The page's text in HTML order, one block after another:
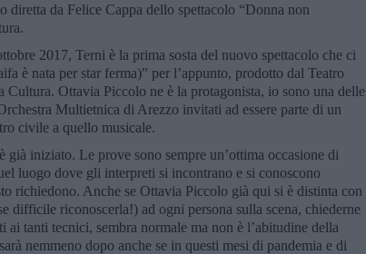
diretta da Felice Cappa dello spettacolo “Donna non
2017, Terni è la prima sosta del nuovo spettacolo che ci
è nata per star ferma)” per l’appunto, prodotto dal Teatro
Ottavia Piccolo ne è la protagonista, io sono una delle
Multietnica di Arezzo invitati ad essere parte di un
civile a quello musicale.
già iniziato. Le prove sono sempre un’ottima occasione di
luogo dove gli interpreti si incontrano e si conoscono
richiedono. Anche se Ottavia Piccolo già qui si è distinta con
difficile riconoscerla!) ad ogni persona sulla scena, chiederne
tanti tecnici, sembra normale ma non è l’abitudine della
nemmeno dopo anche se in questi mesi di pandemia e di